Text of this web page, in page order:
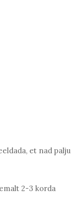
et nad palju
2-3 korda